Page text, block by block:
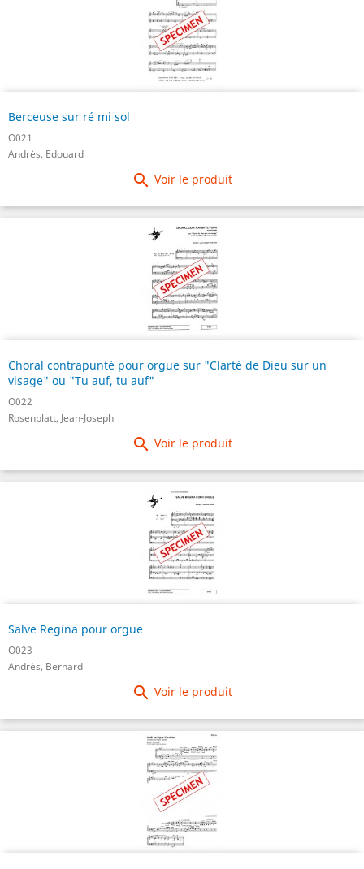
Berceuse sur ré mi sol
O021
Andrès, Edouard
 Voir le produit
Choral contrapunté pour orgue sur "Clarté de Dieu sur un
visage" ou "Tu auf, tu auf"
O022
Rosenblatt, Jean-Joseph
 Voir le produit
Salve Regina pour orgue
O023
Andrès, Bernard
 Voir le produit